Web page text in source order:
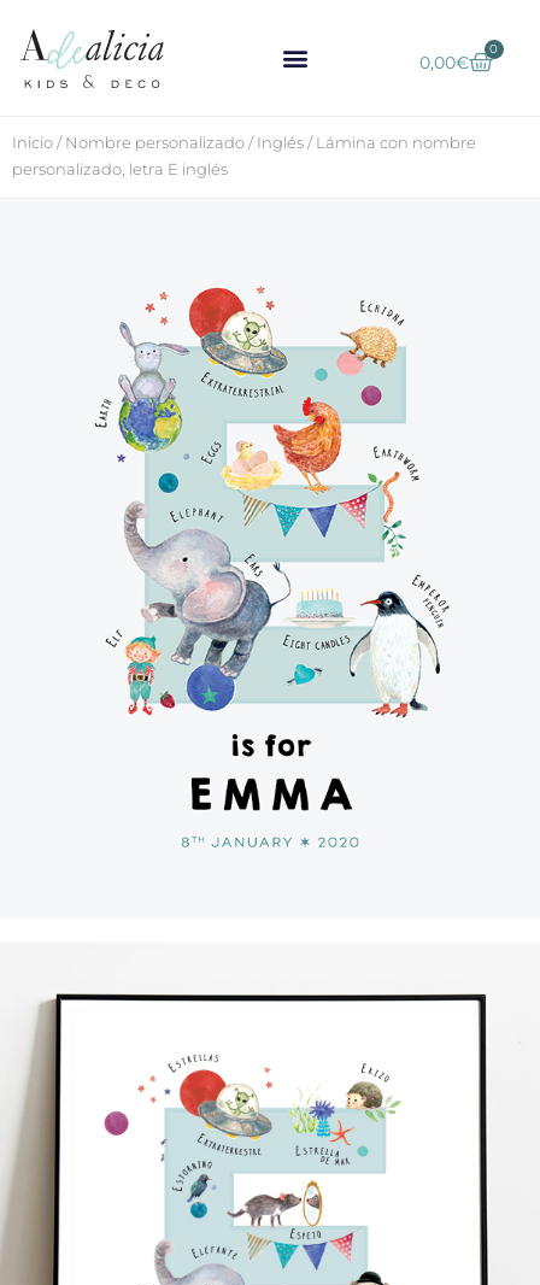
0,00€
0
Inicio/Nombre personalizado/Inglés/ Lámina con nombre
personalizado, letra E inglés